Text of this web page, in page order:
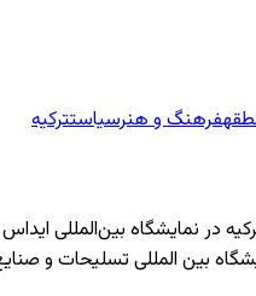
فرهنگ و هنرسیاستترکیه
بین‌المللی ایداس ۲۰۲۴ پاکستان
دفاع پاکستان (ایداس ۲۰۲۴) نوآوری‌های دفاعی خود را معرفی